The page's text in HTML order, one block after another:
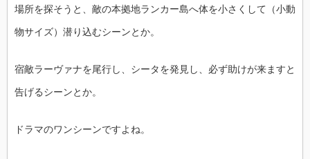
場所を探そうと、敵の本拠地ランカー島へ体を小さくして（小動
物サイズ）潜り込むシーンとか。
宿敵ラーヴァナを尾行し、シータを発見し、必ず助けが来ますと
告げるシーンとか。
ドラマのワンシーンですよね。